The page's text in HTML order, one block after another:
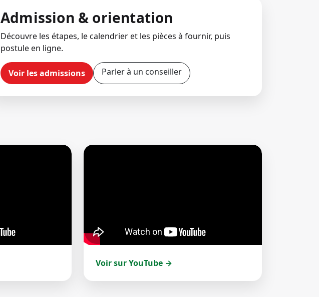
Admission & orientation
Découvre les étapes, le calendrier et les pièces à fournir, puis
postule en ligne.
Voir les admissions Parler à un conseiller
Voir sur YouTube →